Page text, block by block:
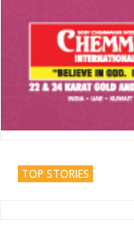
TOP STORIES